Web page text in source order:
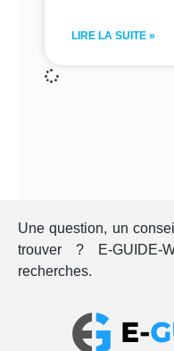
LIRE LA SUITE »
Une question, un
trouver ? E-
recherches.